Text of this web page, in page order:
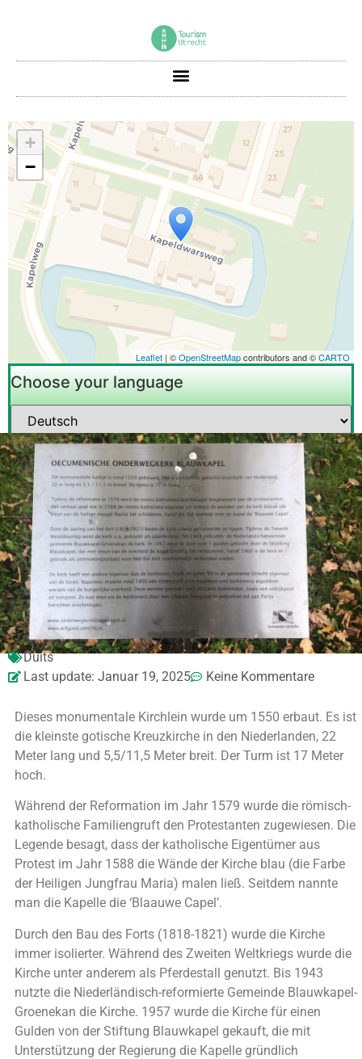
Travelers' Map wird geladen …
Wenn du dies siehst, nachdem deine
Seite vollständig geladen wurde,
fehlen leafletJS-Dateien.
+
−
Leaflet | ©OpenStreetMapcontributors and ©CARTO
Choose your language
Duits
Last update: Januar 19, 2025
Keine Kommentare
Dieses monumentale Kirchlein wurde um 1550 erbaut. Es ist
die kleinste gotische Kreuzkirche in den Niederlanden, 22
Meter lang und 5,5/11,5 Meter breit. Der Turm ist 17 Meter
hoch.
Während der Reformation im Jahr 1579 wurde die römisch-
katholische Familiengruft den Protestanten zugewiesen. Die
Legende besagt, dass der katholische Eigentümer aus
Protest im Jahr 1588 die Wände der Kirche blau (die Farbe
der Heiligen Jungfrau Maria) malen ließ. Seitdem nannte
man die Kapelle die ‘Blaauwe Capel’.
Durch den Bau des Forts (1818-1821) wurde die Kirche
immer isolierter. Während des Zweiten Weltkriegs wurde die
Kirche unter anderem als Pferdestall genutzt. Bis 1943
nutzte die Niederländisch-reformierte Gemeinde Blauwkapel-
Groenekan die Kirche. 1957 wurde die Kirche für einen
Gulden von der Stiftung Blauwkapel gekauft, die mit
Unterstützung der Regierung die Kapelle gründlich